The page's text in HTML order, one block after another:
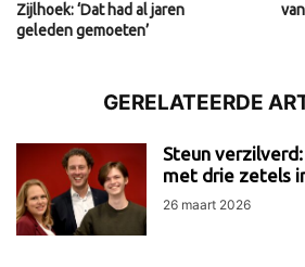
Zijlhoek: ‘Dat had al jaren
geleden gemoeten’
GERELATEERDE
Steun
met drie zetels
26 maart 2026